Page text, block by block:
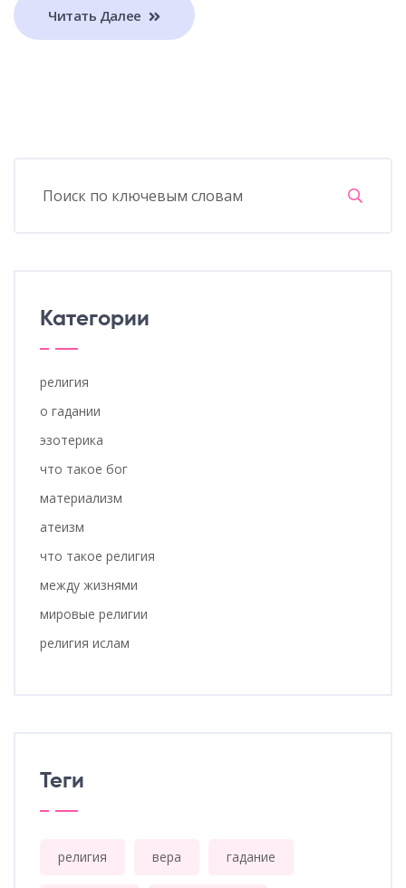
Читать Далее
Категории
религия
о гадании
эзотерика
что такое бог
материализм
атеизм
что такое религия
между жизнями
мировые религии
религия ислам
Теги
религия вера гадание